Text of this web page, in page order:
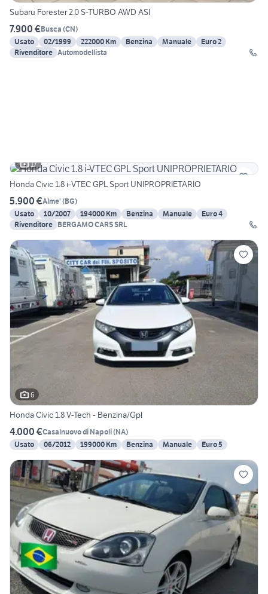
Subaru Forester 2.0 S-TURBO AWD ASI
7.900 €Busca (CN)
Usato
02/1999 222000 Km Benzina Manuale
Euro 2
Rivenditore Automodellista
17
Honda Civic 1.8 i-VTEC GPL Sport UNIPROPRIETARIO
5.900 €Alme' (BG)
Usato
10/2007 194000 Km Benzina Manuale
Euro 4
Rivenditore BERGAMO CARS SRL
6
Honda Civic 1.8 V-Tech - Benzina/Gpl
4.000 €Casalnuovo di Napoli(NA)
Usato
06/2012 199000 Km Benzina Manuale Euro 5